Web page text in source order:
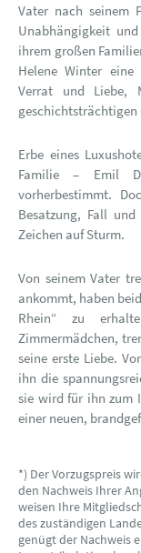
Vater nach seinem
Unabhängigkeit
ihrem großen
Helene Winter eine
Verrat und Liebe,
geschichtsträchtigen
Erbe eines
Familie – Emil
vorherbestimmt.
Besatzung, Fall
Zeichen auf Sturm.
Von seinem Vater
ankommt, haben
Rhein“ zu
Zimmermädchen,
seine erste Liebe.
ihn die
sie wird für ihn zum
einer neuen,
*) Der Vorzugspreis
den Nachweis Ihrer
weisen Ihre
des zuständigen
genügt der Nachweis